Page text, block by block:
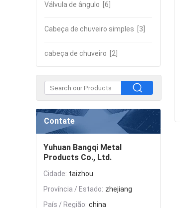
Válvula de ângulo [6]
Cabeça de chuveiro simples [3]
cabeça de chuveiro [2]
Contate
Yuhuan Bangqi Metal
Products Co., Ltd.
Cidade: taizhou
Província / Estado: zhejiang
País / Região: china